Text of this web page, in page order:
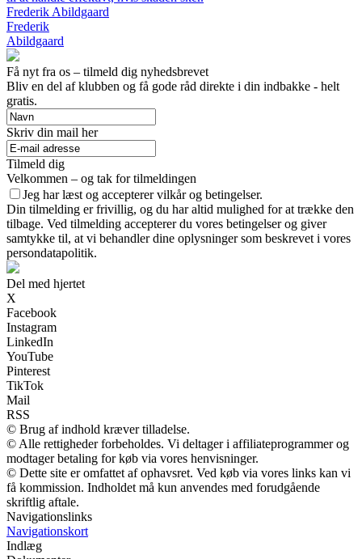
Frederik Abildgaard
Frederik
Abildgaard
Få nyt fra os – tilmeld dig nyhedsbrevet
Bliv en del af klubben og få gode råd direkte i din indbakke - helt
gratis.
Skriv din mail her
Tilmeld dig
Velkommen – og tak for tilmeldingen
Jeg har læst og accepterer vilkår og betingelser.
Din tilmelding er frivillig, og du har altid mulighed for at trække den
tilbage. Ved tilmelding accepterer du vores betingelser og giver
samtykke til, at vi behandler dine oplysninger som beskrevet i vores
persondatapolitik.
Del med hjertet
X
Facebook
Instagram
LinkedIn
YouTube
Pinterest
TikTok
Mail
RSS
© Brug af indhold kræver tilladelse.
© Alle rettigheder forbeholdes. Vi deltager i affiliateprogrammer og
modtager betaling for køb via vores henvisninger.
© Dette site er omfattet af ophavsret. Ved køb via vores links kan vi
få kommission. Indholdet må kun anvendes med forudgående
skriftlig aftale.
Navigationslinks
Navigationskort
Indlæg